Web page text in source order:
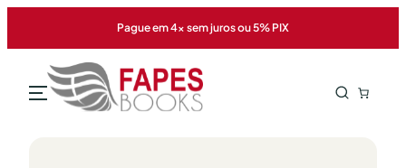
o
conteúdo
Pague em 4x sem juros ou 5% PIX